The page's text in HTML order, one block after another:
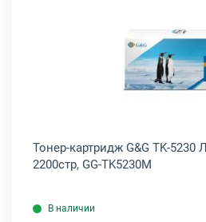
Kyocera TK-5230 Лазерный
Тонер-картридж G&G TK-
2200стр, GG-TK5230M
В наличии